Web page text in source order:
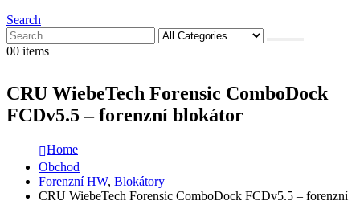
Search
00 items
CRU WiebeTech Forensic ComboDock
FCDv5.5 – forenzní blokátor
Home
Obchod
Forenzní HW, Blokátory
CRU WiebeTech Forensic ComboDock FCDv5.5 – forenzní